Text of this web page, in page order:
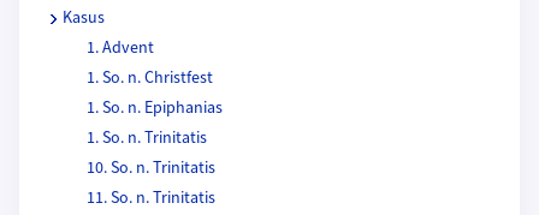
Kasus
1. Advent
1. So. n. Christfest
1. So. n. Epiphanias
1. So. n. Trinitatis
10. So. n. Trinitatis
11. So. n. Trinitatis